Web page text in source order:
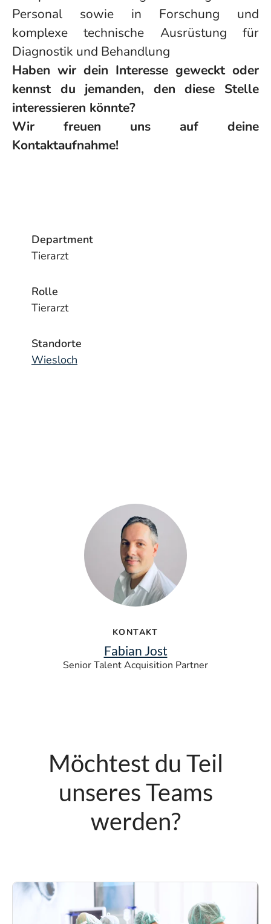
Personal sowie in Forschung und
komplexe technische Ausrüstung für
Diagnostik und Behandlung
Haben wir dein Interesse geweckt oder
kennst du jemanden, den diese Stelle
interessieren könnte?
Wir freuen uns auf deine
Kontaktaufnahme!
Department
Tierarzt
Rolle
Tierarzt
Standorte
Wiesloch
KONTAKT
Fabian Jost
Senior Talent Acquisition Partner
Möchtest du Teil
unseres Teams
werden?